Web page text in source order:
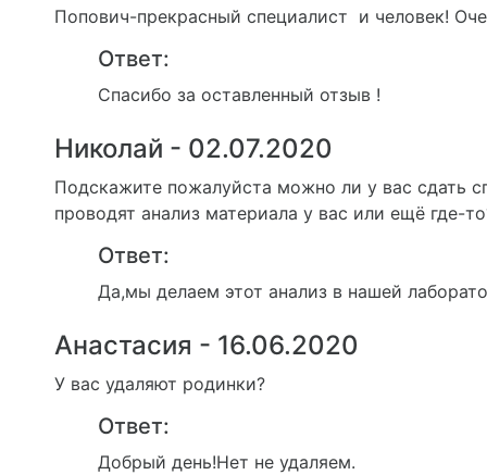
Попович-прекрасный специалист и человек!
Ответ:
Спасибо за оставленный отзыв !
Николай - 02.07.2020
Подскажите пожалуйста можно ли у вас сдать
проводят анализ материала у вас или ещё где-
Ответ:
Да,мы делаем этот анализ в нашей
Анастасия - 16.06.2020
У вас удаляют родинки?
Ответ:
Добрый день!Нет не удаляем.